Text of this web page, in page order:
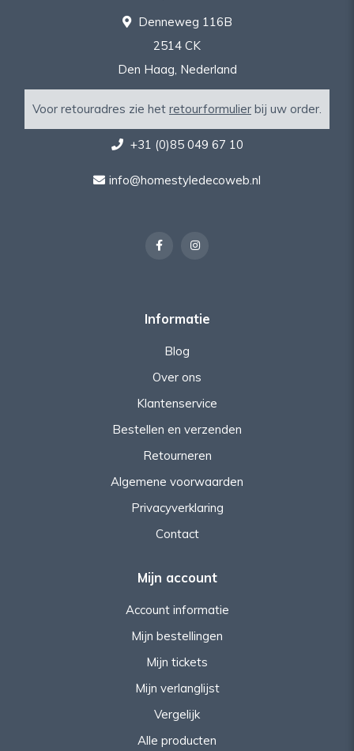
Denneweg 116B
2514 CK
Den Haag, Nederland
Voor retouradres zie het retourformulier bij uw order.
+31 (0)85 049 67 10
info@homestyledecoweb.nl
Informatie
Blog
Over ons
Klantenservice
Bestellen en verzenden
Retourneren
Algemene voorwaarden
Privacyverklaring
Contact
Mijn account
Account informatie
Mijn bestellingen
Mijn tickets
Mijn verlanglijst
Vergelijk
Alle producten